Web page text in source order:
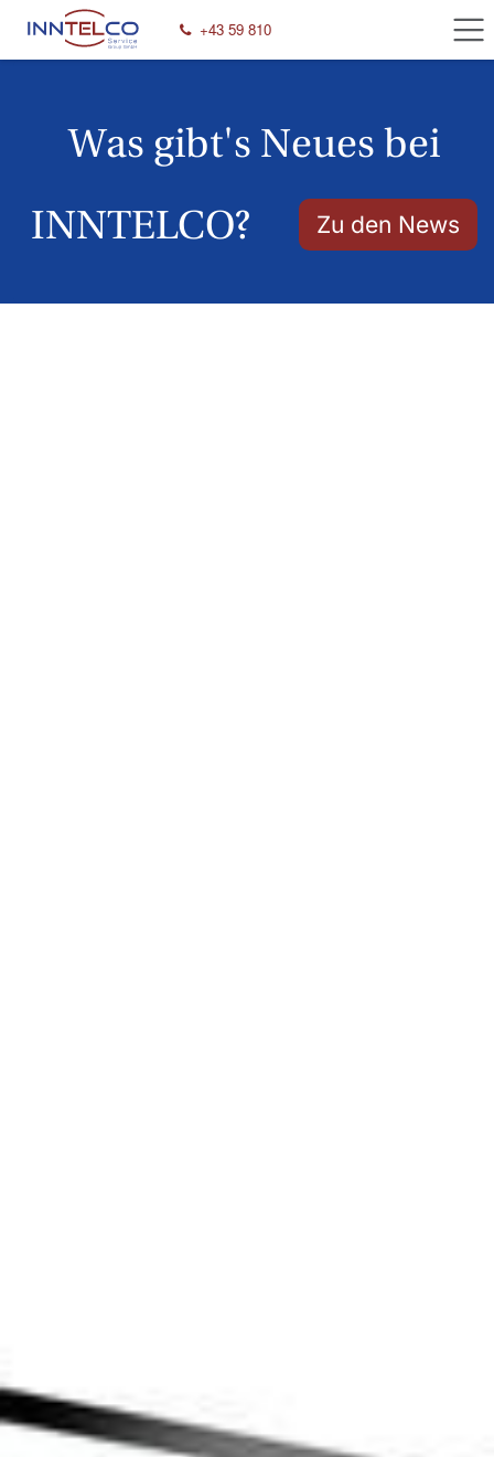
Zum Inhalt springen
+43 59 810​
Was gibt's Neues bei
INNTELCO?
Zu d​​​​en News